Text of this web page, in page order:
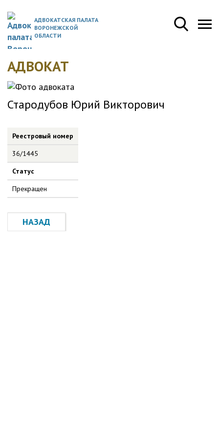
АДВОКАТСКАЯ ПАЛАТА
ВОРОНЕЖСКОЙ
ОБЛАСТИ
АДВОКАТ
Стародубов Юрий Викторович
Реестровый номер
36/1445
Статус
Прекращен
НАЗАД